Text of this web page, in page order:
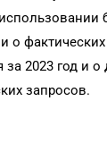
2023 год и о
запросов.